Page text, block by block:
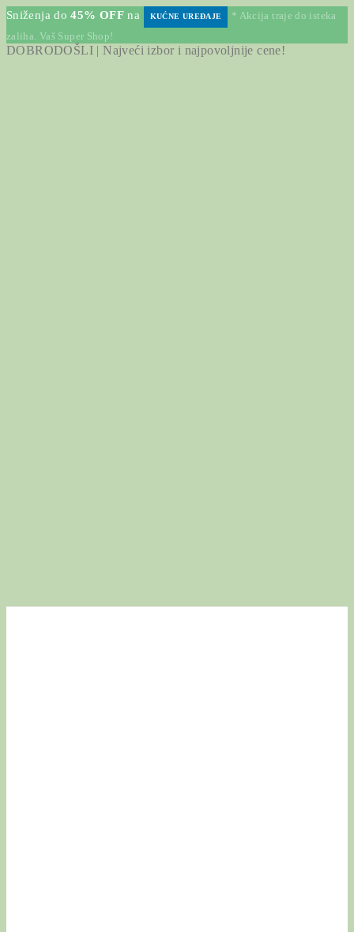
Sniženja do45% OFF na KUĆNE UREĐAJE
* Akcija traje do isteka
zaliha. Vaš Super Shop!
DOBRODOŠLI | Najveći izbor i najpovoljnije cene!